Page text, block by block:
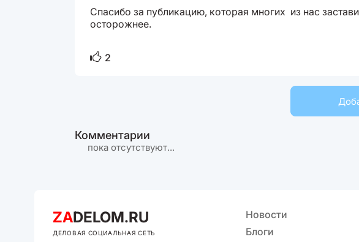
Спасибо за публикацию, которая многих из нас
осторожнее.
2
Комментарии
пока отсутствуют...
ZADELOM.RU
ДЕЛОВАЯ СОЦИАЛЬНАЯ СЕТЬ
Новости
Блоги